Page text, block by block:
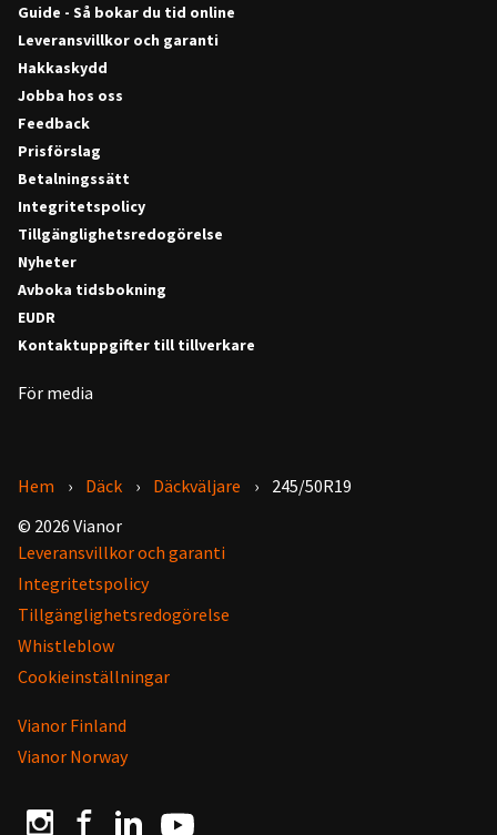
Guide - Så bokar du tid online
Leveransvillkor och garanti
Hakkaskydd
Jobba hos oss
Feedback
Prisförslag
Betalningssätt
Integritetspolicy
Tillgänglighetsredogörelse
Nyheter
Avboka tidsbokning
EUDR
Kontaktuppgifter till tillverkare
För media
Hem Däck Däckväljare
245/50R19
© 2026 Vianor
Leveransvillkor och garanti
Integritetspolicy
Tillgänglighetsredogörelse
Whistleblow
Cookieinställningar
Vianor Finland
Vianor Norway